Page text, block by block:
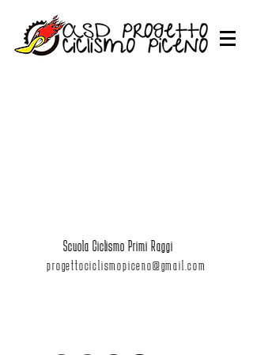
Scuola Ciclismo Primi Raggi
progettociclismopiceno@gmail.com